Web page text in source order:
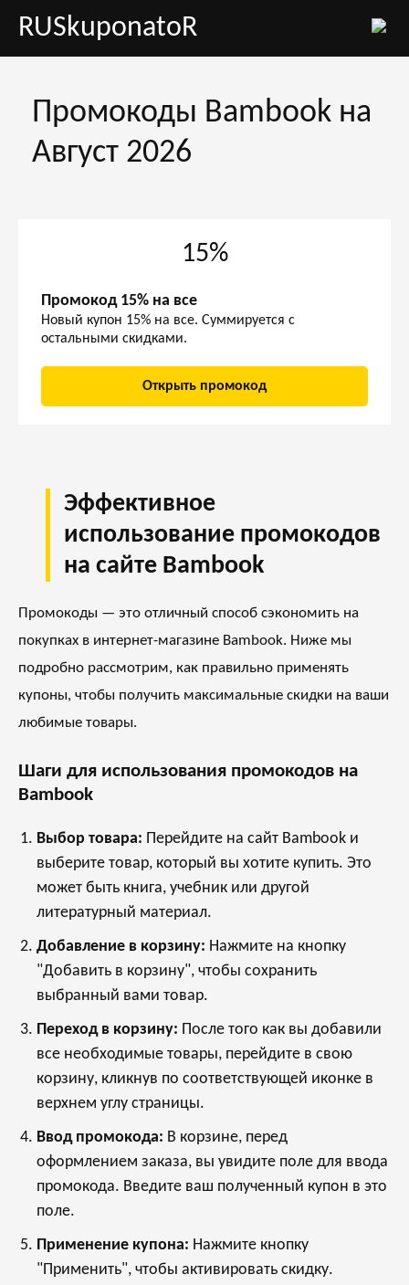
RUSkuponatoR
Промокоды Bambook на
Август 2026
15%
Промокод 15% на все
Новый купон 15% на все. Суммируется с
остальными скидками.
Открыть промокод
Эффективное
использование промокодов
на сайте Bambook
Промокоды — это отличный способ сэкономить на
покупках в интернет-магазине Bambook. Ниже мы
подробно рассмотрим, как правильно применять
купоны, чтобы получить максимальные скидки на ваши
любимые товары.
Шаги для использования промокодов на
Bambook
Выбор товара: Перейдите на сайт Bambook и
выберите товар, который вы хотите купить. Это
может быть книга, учебник или другой
литературный материал.
Добавление в корзину: Нажмите на кнопку
"Добавить в корзину", чтобы сохранить
выбранный вами товар.
Переход в корзину: После того как вы добавили
все необходимые товары, перейдите в свою
корзину, кликнув по соответствующей иконке в
верхнем углу страницы.
Ввод промокода: В корзине, перед
оформлением заказа, вы увидите поле для ввода
промокода. Введите ваш полученный купон в это
поле.
Применение купона: Нажмите кнопку
"Применить", чтобы активировать скидку.